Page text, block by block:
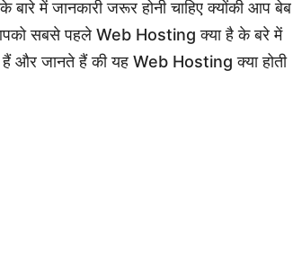
में जानकारी जरूर होनी चाहिए क्योंकी आप बेब
सबसे पहले Web Hosting क्या है के बरे में
हैं और जानते हैं की यह Web Hosting क्या होती